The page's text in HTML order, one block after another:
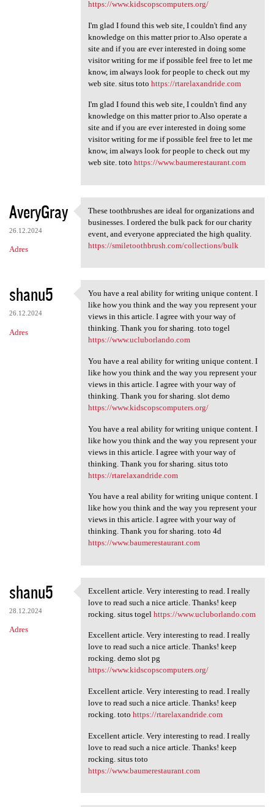
https://www.kidscopscomputers.org/
I'm glad I found this web site, I couldn't find any
knowledge on this matter prior to.Also operate a
site and if you are ever interested in doing some
visitor writing for me if possible feel free to let me
know, im always look for people to check out my
web site. situs toto https://rtarelaxandride.com
I'm glad I found this web site, I couldn't find any
knowledge on this matter prior to.Also operate a
site and if you are ever interested in doing some
visitor writing for me if possible feel free to let me
know, im always look for people to check out my
web site. toto https://www.baumerestaurant.com
AveryGray
26.12.2024
Adres
These toothbrushes are ideal
These toothbrushes are ideal for organizations and
businesses. I ordered the bulk pack for our charity
event, and everyone appreciated the high quality.
https://smiletoothbrush.com/collections/bulk
shanu5
26.12.2024
Adres
You have a real ability for
You have a real ability for writing unique content. I
like how you think and the way you represent your
views in this article. I agree with your way of
thinking. Thank you for sharing. toto togel
https://www.ucluborlando.com
You have a real ability for writing unique content. I
like how you think and the way you represent your
views in this article. I agree with your way of
thinking. Thank you for sharing. slot demo
https://www.kidscopscomputers.org/
You have a real ability for writing unique content. I
like how you think and the way you represent your
views in this article. I agree with your way of
thinking. Thank you for sharing. situs toto
https://rtarelaxandride.com
You have a real ability for writing unique content. I
like how you think and the way you represent your
views in this article. I agree with your way of
thinking. Thank you for sharing. toto 4d
https://www.baumerestaurant.com
shanu5
28.12.2024
Adres
Excellent article. Very
Excellent article. Very interesting to read. I really
love to read such a nice article. Thanks! keep
rocking. situs togel https://www.ucluborlando.com
Excellent article. Very interesting to read. I really
love to read such a nice article. Thanks! keep
rocking. demo slot pg
https://www.kidscopscomputers.org/
Excellent article. Very interesting to read. I really
love to read such a nice article. Thanks! keep
rocking. toto https://rtarelaxandride.com
Excellent article. Very interesting to read. I really
love to read such a nice article. Thanks! keep
rocking. situs toto
https://www.baumerestaurant.com